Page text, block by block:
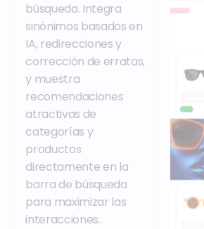
búsqueda. Integra
sinónimos basados en
IA, redirecciones y
corrección de erratas,
y muestra
recomendaciones
atractivas de
categorías y
productos
directamente en la
barra de búsqueda
para maximizar las
interacciones.